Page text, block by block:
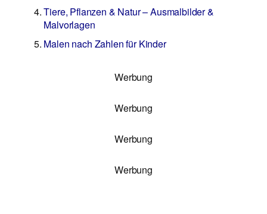
Tiere, Pflanzen & Natur – Ausmalbilder &
Malvorlagen
Malen nach Zahlen für Kinder
Werbung
Werbung
Werbung
Werbung